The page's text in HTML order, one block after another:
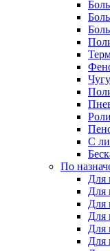
С
По
Для
Для
Для
Для
Для
Для